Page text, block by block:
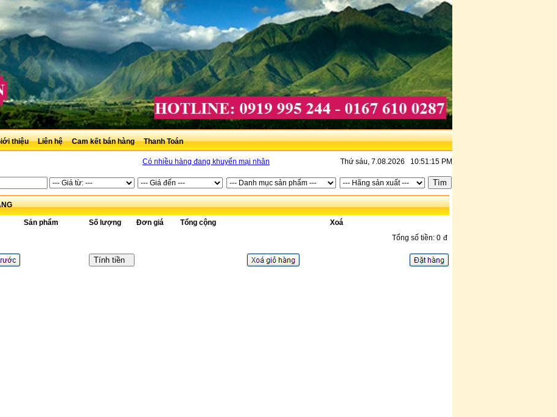
thiệu Liên hệ Cam kết bán hàng Thanh Toán
Có nhiều hàng đang khuyến mại nhân dịp khai trương, quý khách liên hệ 0919.995.244
Thứ sáu, 7.08.2026 10:51:15 PM
Sản phẩm Số lượng Đơn giá Tổng cộng
Xoá
Tổng số tiền: 0 đ